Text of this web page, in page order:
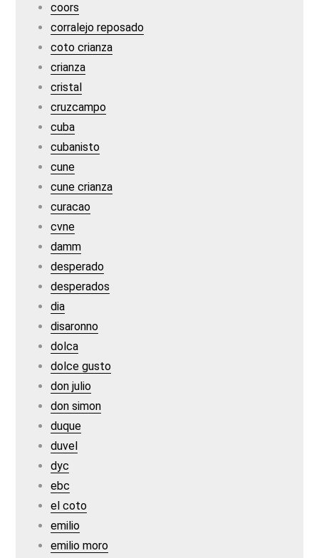
coors
corralejo reposado
coto crianza
crianza
cristal
cruzcampo
cuba
cubanisto
cune
cune crianza
curacao
cvne
damm
desperado
desperados
dia
disaronno
dolca
dolce gusto
don julio
don simon
duque
duvel
dyc
ebc
el coto
emilio
emilio moro